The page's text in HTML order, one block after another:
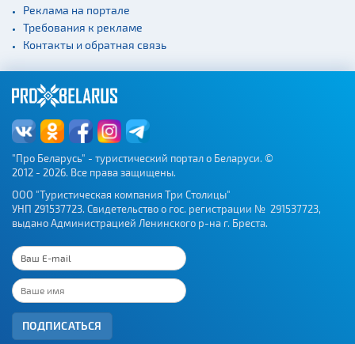
Реклама на портале
Требования к рекламе
Контакты и обратная связь
"Про Беларусь" - туристический портал о Беларуси. ©
2012 - 2026. Все права защищены.
ООО "Туристическая компания Три Столицы"
УНП 291537723. Свидетельство о гос. регистрации № 291537723,
выдано Администрацией Ленинского р-на г. Бреста.
ПОДПИСАТЬСЯ